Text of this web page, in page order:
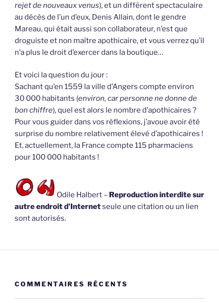
rejet de nouveaux venus), et un différent spectaculaire
au décès de l’un d’eux, Denis Allain, dont le gendre
Mareau, qui était aussi son collaborateur, n’est que
droguiste et non maître apothicaire, et vous verrez qu’il
n’a plus le droit d’exercer dans la boutique…
Et voici la question du jour :
Sachant qu’en 1559 la ville d’Angers compte environ
30 000 habitants (environ, car personne ne donne de
bon chiffre), quel est alors le nombre d’apothicaires ?
Pour vous guider dans vos réflexions, j’avoue avoir été
surprise du nombre relativement élevé d’apothicaires !
Et, actuellement, la France compte 115 pharmaciens
pour 100 000 habitants !
Odile Halbert – Reproduction interdite sur
autre endroit d’Internetseule une citation ou un lien
sont autorisés.
COMMENTAIRES RÉCENTS